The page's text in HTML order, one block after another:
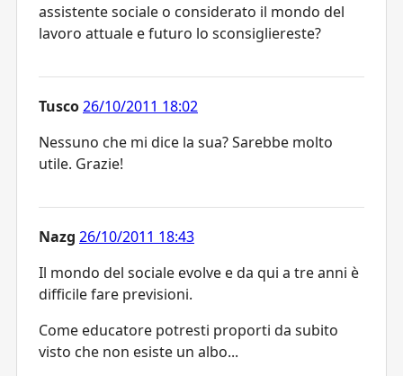
assistente sociale o considerato il mondo del
lavoro attuale e futuro lo sconsigliereste?
Tusco26/10/2011 18:02
Nessuno che mi dice la sua? Sarebbe molto
utile. Grazie!
Nazg 26/10/2011 18:43
Il mondo del sociale evolve e da qui a tre anni è
difficile fare previsioni.
Come educatore potresti proporti da subito
visto che non esiste un albo...